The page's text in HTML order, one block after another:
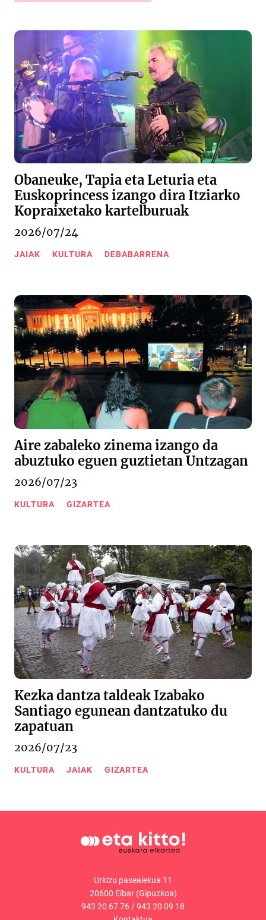
Obaneuke, Tapia eta Leturia eta
Euskoprincess izango dira Itziarko
Kopraixetako kartelburuak
2026/07/24
JAIAK KULTURA DEBABARRENA
Aire zabaleko zinema izango da
abuztuko eguen guztietan Untzagan
2026/07/23
KULTURA GIZARTEA
Kezka dantza taldeak Izabako
Santiago egunean dantzatuko du
zapatuan
2026/07/23
KULTURA JAIAK GIZARTEA
Urkizu pasealekua 11
20600 Eibar (Gipuzkoa)
943 20 67 76/943 20 09 18